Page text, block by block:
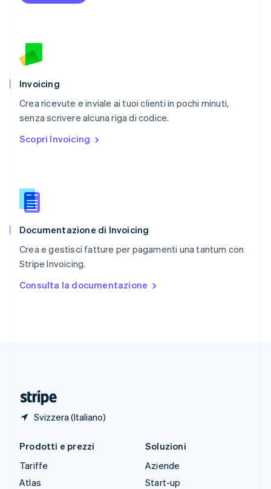
Invoicing
Crea ricevute e inviale ai tuoi clienti in pochi minuti,
senza scrivere alcuna riga di codice.
Scopri Invoicing
Documentazione di Invoicing
Crea e gestisci fatture per pagamenti una tantum con
Stripe Invoicing.
Consulta la documentazione
Svizzera (Italiano)
Paesi Bassi
English
Portogallo
RAS di Hong Kong, Cina
English
Regno Unito
English
English
English
Slovacchia
Slovenia
Spagna
EspañolEnglish
English Español简体中文
Prodotti e prezzi
Tariffe
Atlas
Soluzioni
Aziende
Start-up